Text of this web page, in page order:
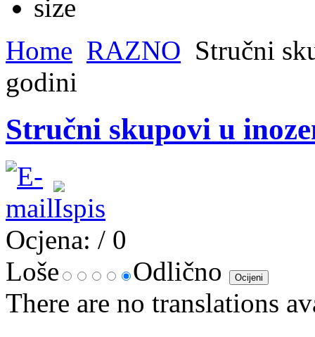
Home RAZNO Stručni
godini
Stručni skupovi u
Ocjena: / 0
Loše
Odlično
There are no translations